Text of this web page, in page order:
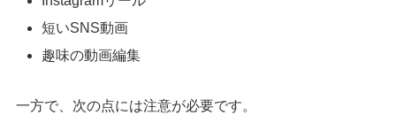
短いSNS動画
趣味の動画編集
一方で、次の点には注意が必要です。